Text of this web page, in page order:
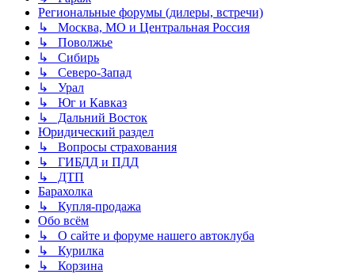
Региональные форумы (дилеры, встречи)
↳ Москва, МО и Центральная Россия
↳ Поволжье
↳ Сибирь
↳ Северо-Запад
↳ Урал
↳ Юг и Кавказ
↳ Дальний Восток
Юридический раздел
↳ Вопросы страхования
↳ ГИБДД и ПДД
↳ ДТП
Барахолка
↳ Купля-продажа
Обо всём
↳ О сайте и форуме нашего автоклуба
↳ Курилка
↳ Корзина